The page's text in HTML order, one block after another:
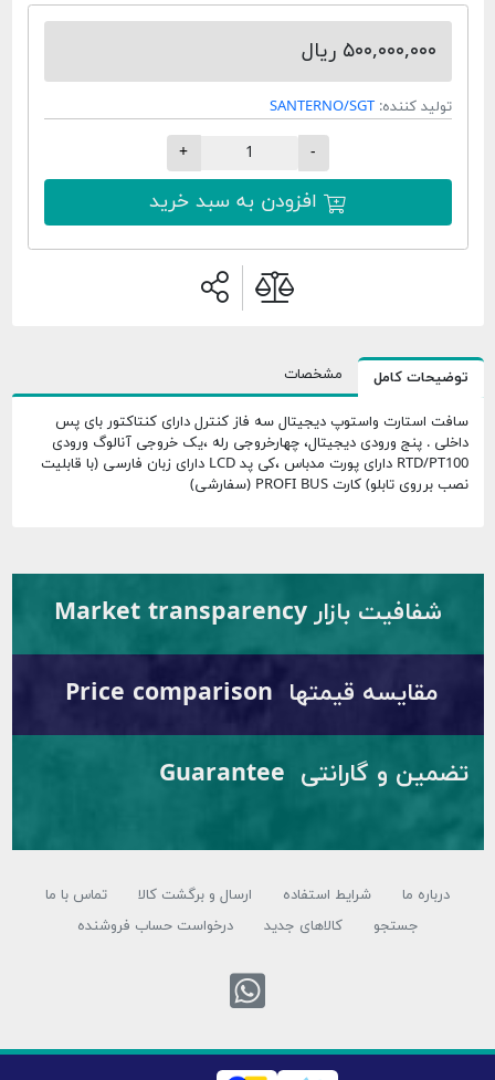
۵۰۰,۰۰۰,۰۰۰ ریال
تولید کننده: SANTERNO/SGT
افزودن به سبد خرید
توضیحات کامل مشخصات
سافت استارت واستوپ دیجیتال سه فاز کنترل دارای کنتاکتور بای پس
داخلی . پنج ورودی دیجیتال، چهارخروجی رله ،یک خروجی آنالوگ ورودی
RTD/PT100 دارای پورت مدباس ،کی پد LCD دارای زبان فارسی (با قابلیت
نصب برروی تابلو) کارت PROFI BUS (سفارشی)
شفافیت بازار Market transparency
مقایسه قیمتها Price comparison
تضمین و گارانتی Guarantee
درباره ما شرایط استفاده ارسال و برگشت کالا
تماس با ما
جستجو
کالاهای جدید درخواست حساب فروشنده
تماس با واتس